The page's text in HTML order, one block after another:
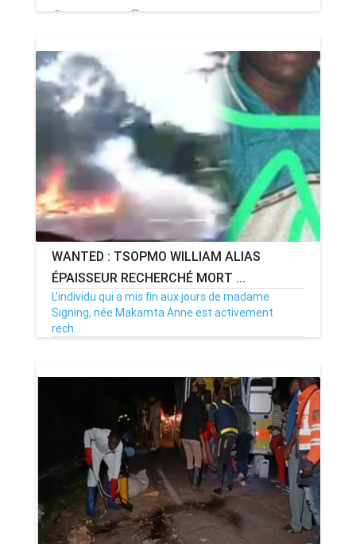
12/12/24 Par MenouActu 0
WANTED : TSOPMO WILLIAM ALIAS
ÉPAISSEUR RECHERCHÉ MORT ...
L'individu qui a mis fin aux jours de madame
Signing, née Makamta Anne est activement
rech...